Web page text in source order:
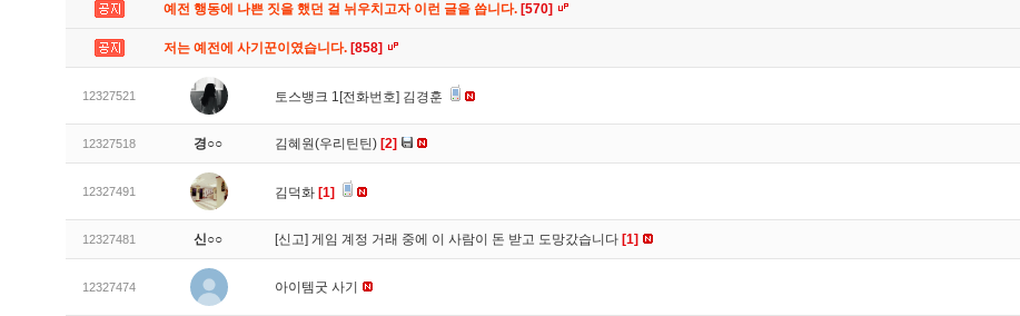
예전 행동에 나쁜 짓을 했던 걸 뉘우치고자 이런 글을 씁니다. [570]
저는 예전에 사기꾼이였습니다. [858]
12327521 토스뱅크 1[전화번호] 김경훈
12327518 경○○ 김혜원(우리틴틴) [2]
12327491 김덕화 [1]
12327481 신○○ [신고] 게임 계정 거래 중에 이 사람이 돈 받고 도망갔습니다 [1]
12327474 아이템굿 사기